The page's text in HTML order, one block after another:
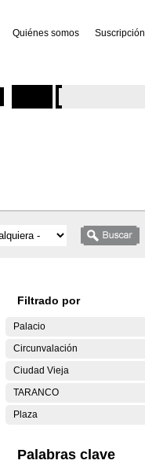
Quiénes somos Suscripción
Filtrado por
Palacio
Circunvalación
Ciudad Vieja
TARANCO
Plaza
Palabras clave